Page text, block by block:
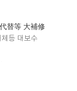
替等 大補修
등 대보수